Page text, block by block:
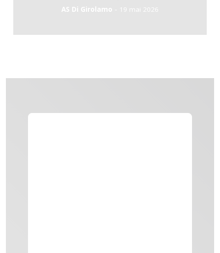
AS Di Girolamo - 19 mai 2026